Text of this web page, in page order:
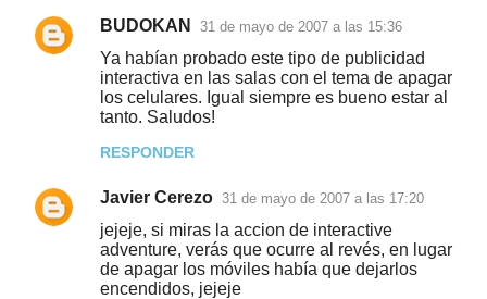
C
t
a
BUDOKAN 31 de mayo de 2007 a las 15:36
Ya habían probado este tipo de publicidad
interactiva en las salas con el tema de apagar
los celulares. Igual siempre es bueno estar al
tanto. Saludos!
RESPONDER
Javier Cerezo 31 de mayo de 2007 a las 17:20
jejeje, si miras la accion de interactive
adventure, verás que ocurre al revés, en lugar
de apagar los móviles había que dejarlos
encendidos, jejeje